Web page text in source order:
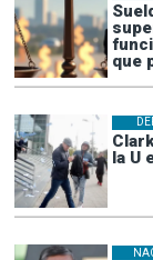
que
la U